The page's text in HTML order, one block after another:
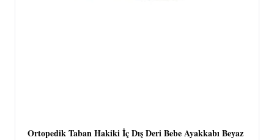
Ortopedik Taban Hakiki İç Dış Deri Bebe Ayakkabı Beyaz